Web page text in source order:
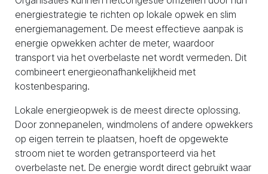
energiestrategie te richten op lokale opwek en slim
energiemanagement. De meest effectieve aanpak is
energie opwekken achter de meter, waardoor
transport via het overbelaste net wordt vermeden. Dit
combineert energieonafhankelijkheid met
kostenbesparing.
Lokale energieopwek is de meest directe oplossing.
Door zonnepanelen, windmolens of andere opwekkers
op eigen terrein te plaatsen, hoeft de opgewekte
stroom niet te worden getransporteerd via het
overbelaste net. De energie wordt direct gebruikt waar